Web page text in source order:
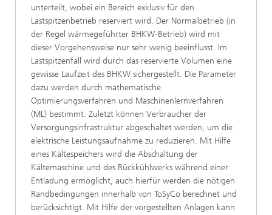
unterteilt, wobei ein Bereich exklusiv für den
Lastspitzenbetrieb reserviert wird. Der Normalbetrieb (in
der Regel wärmegeführter BHKW-Betrieb) wird mit
dieser Vorgehensweise nur sehr wenig beeinflusst. Im
Lastspitzenfall wird durch das reservierte Volumen eine
gewisse Laufzeit des BHKW sichergestellt. Die Parameter
dazu werden durch mathematische
Optimierungsverfahren und Maschinenlernverfahren
(ML) bestimmt. Zuletzt können Verbraucher der
Versorgungsinfrastruktur abgeschaltet werden, um die
elektrische Leistungsaufnahme zu reduzieren. Mit Hilfe
eines Kältespeichers wird die Abschaltung der
Kältemaschine und des Rückkühlwerks während einer
Entladung ermöglicht, auch hierfür werden die nötigen
Randbedingungen innerhalb von ToSyCo berechnet und
berücksichtigt. Mit Hilfe der vorgestellten Anlagen kann